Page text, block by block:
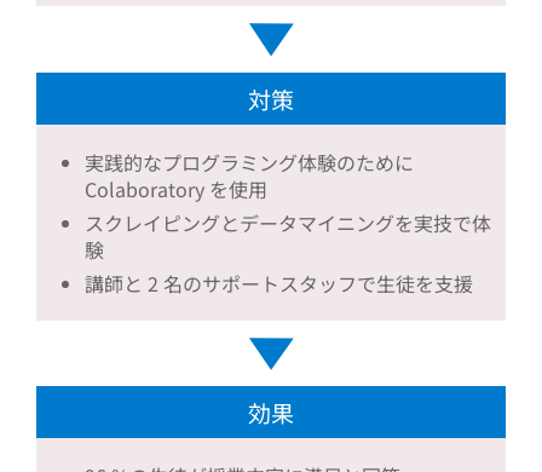
対策
実践的なプログラミング体験のために
Colaboratory を使用
スクレイピングとデータマイニングを実技で体
験
講師と 2 名のサポートスタッフで生徒を支援
効果